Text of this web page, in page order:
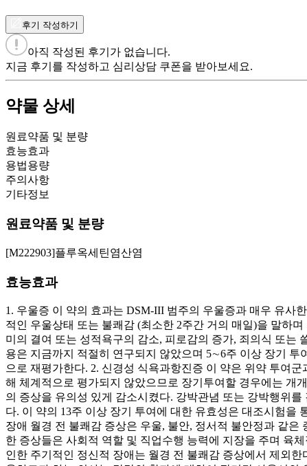
후기 작성하기
아직 작성된 후기가 없습니다.
지금 후기를 작성하고 심리상담 쿠폰을 받아보세요.
약물 상세
원료약품 및 분량
효능효과
용법용량
주의사항
기타정보
원료약품 및 분량
[M222903]플루옥세틴염산염
효능효과
1. 우울증 이 약의 효과는 DSM-III 범주의 우울증과 매우 유사
적인 우울상태 또는 불쾌감 (최소한 2주간 거의 매일)을 말하
미의 결여 또는 성적욕구의 감소, 피로감의 증가, 죄의식 또는
용은 지금까지 적절히 연구되지 않았으며 5∼6주 이상 장기
으로 재평가한다. 2. 신경성 식욕과항진증 이 약은 위약 투여
해 체계적으로 평가되지 않았으므로 장기투여할 경우에는 개
의 증상을 유의성 있게 감소시켰다. 강박관념 또는 강박행위
다. 이 약의 13주 이상 장기 투여에 대한 유효성은 대조시험을
장애 월경 전 불쾌감 증상은 우울, 불안, 정서적 불안정과 같
한 증상들은 사회적 역할 및 직업수행 능력에 지장을 주며 육
인한 주기적인 정신적 장애는 월경 전 불쾌감 증상에서 제외